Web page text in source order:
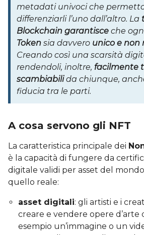
metadati univoci che
differenziarli l’uno dall’altro. La
Blockchain garantisce che
Token sia davvero unico e non
Creando così una scarsità
rendendoli, inoltre, facilmente
scambiabilida chiunque,
fiducia tra le parti.
A cosa servono gli NFT
La caratteristica principale dei
è la capacità di fungere da
digitale validi per asset del
quello reale:
asset digitali: gli artisti e i
creare e vendere opere d’arte
esempio un’immagine o un